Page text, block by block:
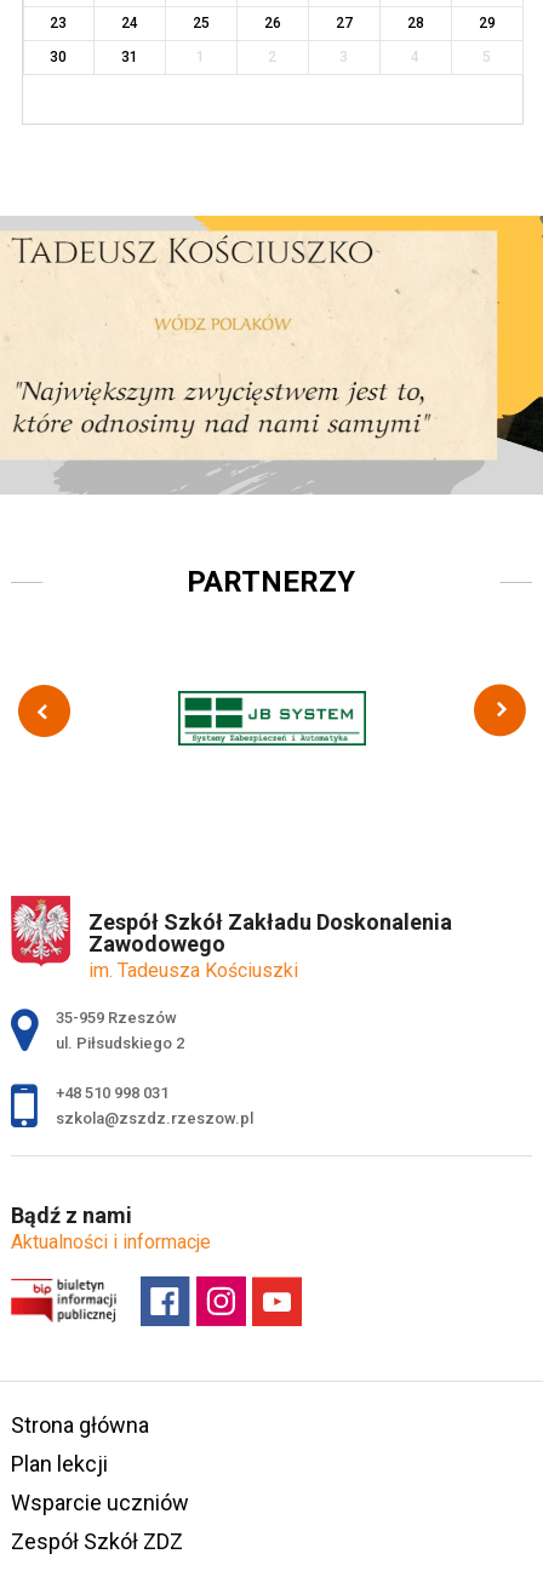
23
24 25 26 27 28
29
30
31 1 2 3 4 5
PARTNERZY
Zespół Szkół Zakładu Doskonalenia
Zawodowego
im. Tadeusza Kościuszki
Adres pocztowy:
35-959 Rzeszów
ul. Piłsudskiego 2
+48 510 998 031
szkola@zszdz.rzeszow.pl
Bądź z nami
Aktualności i informacje
Strona główna
Plan lekcji
Wsparcie uczniów
Zespół Szkół ZDZ